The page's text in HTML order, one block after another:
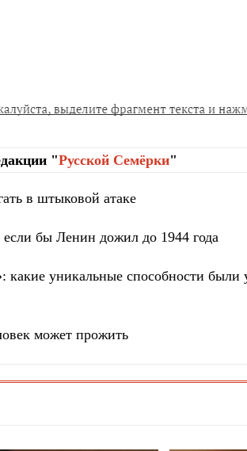
"Русской Cемёрки"
в штыковой атаке
бы Ленин дожил до 1944 года
какие уникальные способности были
может прожить